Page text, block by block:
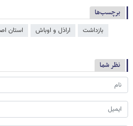
برچسب‌ها
بازداشت اراذل و اوباش استان
نظر شما